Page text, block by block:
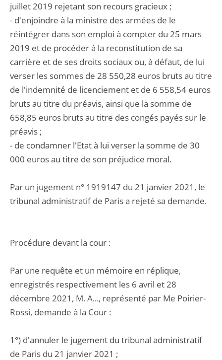
juillet 2019 rejetant son recours gracieux ;
- d'enjoindre à la ministre des armées de le
réintégrer dans son emploi à compter du 25 mars
2019 et de procéder à la reconstitution de sa
carrière et de ses droits sociaux ou, à défaut, de lui
verser les sommes de 28 550,28 euros bruts au titre
de l'indemnité de licenciement et de 6 558,54 euros
bruts au titre du préavis, ainsi que la somme de
658,85 euros bruts au titre des congés payés sur le
préavis ;
- de condamner l'Etat à lui verser la somme de 30
000 euros au titre de son préjudice moral.
Par un jugement n° 1919147 du 21 janvier 2021, le
tribunal administratif de Paris a rejeté sa demande.
Procédure devant la cour :
Par une requête et un mémoire en réplique,
enregistrés respectivement les 6 avril et 28
décembre 2021, M. A..., représenté par Me Poirier-
Rossi, demande à la Cour :
1°) d'annuler le jugement du tribunal administratif
de Paris du 21 janvier 2021 ;